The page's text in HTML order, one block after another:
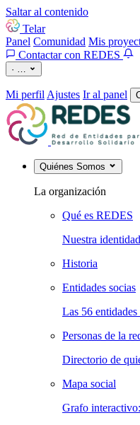
Saltar al contenido
Telar
Panel Comunidad Mis
Contactar con REDES
· …
Mi perfil Ajustes Ir al panel
Quiénes Somos
La organización
Qué es REDES
Nuestra
Historia
Entidades socias
Las 56 entidades
Personas de la
Directorio de
Mapa social
Grafo